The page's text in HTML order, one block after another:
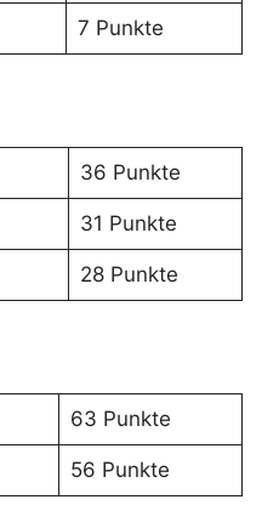
7 Punkte
36 Punkte
31 Punkte
28 Punkte
63 Punkte
56 Punkte